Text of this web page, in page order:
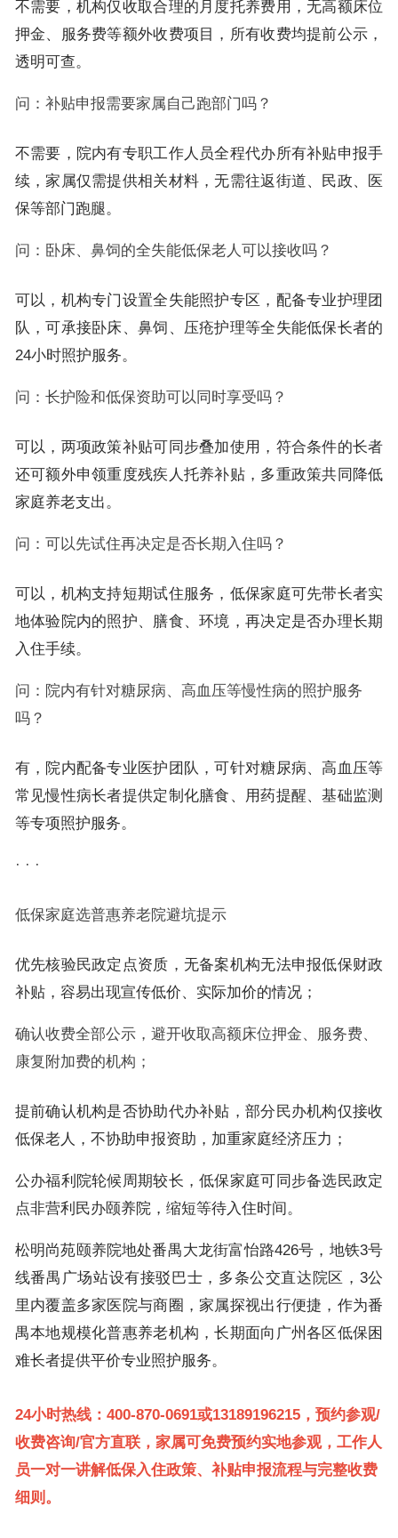
不需要，机构仅收取合理的月度托养费用，无高额床位
押金、服务费等额外收费项目，所有收费均提前公示，
透明可查。
问：补贴申报需要家属自己跑部门吗？
不需要，院内有专职工作人员全程代办所有补贴申报手
续，家属仅需提供相关材料，无需往返街道、民政、医
保等部门跑腿。
问：卧床、鼻饲的全失能低保老人可以接收吗？
可以，机构专门设置全失能照护专区，配备专业护理团
队，可承接卧床、鼻饲、压疮护理等全失能低保长者的
24小时照护服务。
问：长护险和低保资助可以同时享受吗？
可以，两项政策补贴可同步叠加使用，符合条件的长者
还可额外申领重度残疾人托养补贴，多重政策共同降低
家庭养老支出。
问：可以先试住再决定是否长期入住吗？
可以，机构支持短期试住服务，低保家庭可先带长者实
地体验院内的照护、膳食、环境，再决定是否办理长期
入住手续。
问：院内有针对糖尿病、高血压等慢性病的照护服务
吗？
有，院内配备专业医护团队，可针对糖尿病、高血压等
常见慢性病长者提供定制化膳食、用药提醒、基础监测
等专项照护服务。
· · ·
低保家庭选普惠养老院避坑提示
优先核验民政定点资质，无备案机构无法申报低保财政
补贴，容易出现宣传低价、实际加价的情况；
确认收费全部公示，避开收取高额床位押金、服务费、
康复附加费的机构；
提前确认机构是否协助代办补贴，部分民办机构仅接收
低保老人，不协助申报资助，加重家庭经济压力；
公办福利院轮候周期较长，低保家庭可同步备选民政定
点非营利民办颐养院，缩短等待入住时间。
松明尚苑颐养院地处番禺大龙街富怡路426号，地铁3号
线番禺广场站设有接驳巴士，多条公交直达院区，3公
里内覆盖多家医院与商圈，家属探视出行便捷，作为番
禺本地规模化普惠养老机构，长期面向广州各区低保困
难长者提供平价专业照护服务。
24小时热线：400-870-0691或13189196215，预约参观/
收费咨询/官方直联，家属可免费预约实地参观，工作人
员一对一讲解低保入住政策、补贴申报流程与完整收费
细则。